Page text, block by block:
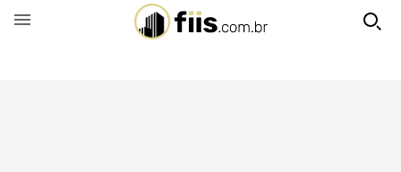
BUSCAR POR FUNDO